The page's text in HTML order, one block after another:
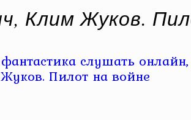
Клим Жуков.
слушать онлайн,
Пилот на войне